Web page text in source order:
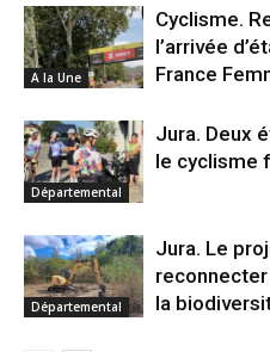
A la Une
Cyclisme.
l’arrivée
France
Départemental
Jura. Deux
le cyclisme
Départemental
Jura. Le
la